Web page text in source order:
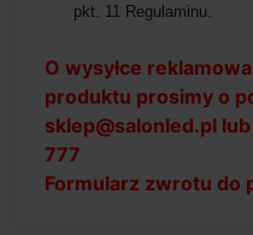
pkt. 11 Regulaminu.
O wysyłce
produktu prosimy o
sklep@salonled.pl
777
Formularz zwrotu do